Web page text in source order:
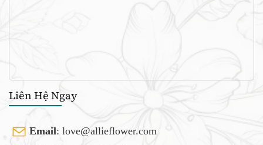
Liên Hệ Ngay
Email: love@allieflower.com